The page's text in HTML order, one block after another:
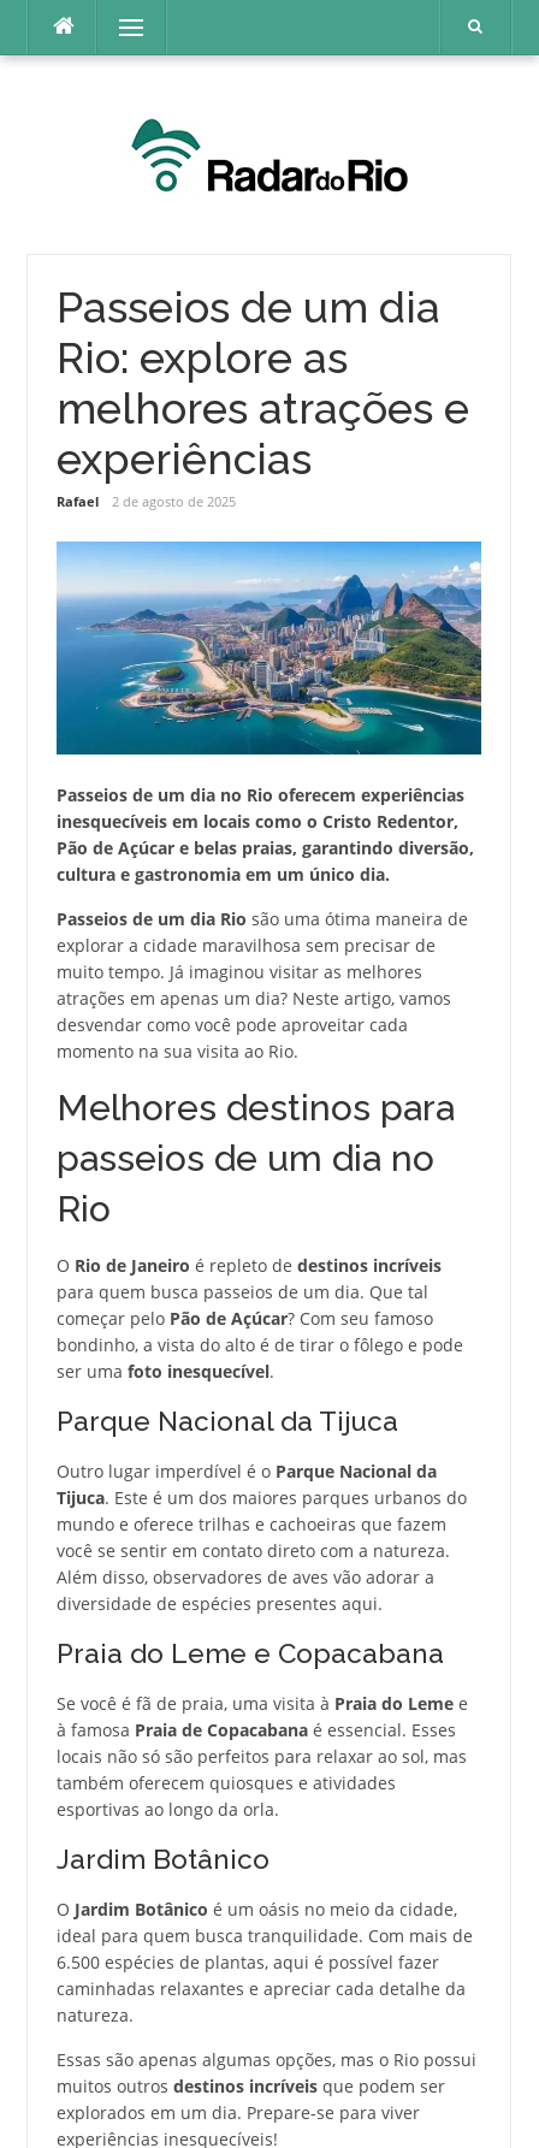
o
Menu
Passeios de um dia
Rio: explore as
melhores atrações e
experiências
Rafael 2 de agosto de 2025
Passeios de um dia no Rio oferecem experiências
inesquecíveis em locais como o Cristo Redentor,
Pão de Açúcar e belas praias, garantindo diversão,
cultura e gastronomia em um único dia.
Passeios de um dia Rio são uma ótima maneira de
explorar a cidade maravilhosa sem precisar de
muito tempo. Já imaginou visitar as melhores
atrações em apenas um dia? Neste artigo, vamos
desvendar como você pode aproveitar cada
momento na sua visita ao Rio.
Melhores destinos para
passeios de um dia no
Rio
O Rio de Janeiro é repleto de destinos incríveis
para quem busca passeios de um dia. Que tal
começar pelo Pão de Açúcar? Com seu famoso
bondinho, a vista do alto é de tirar o fôlego e pode
ser uma foto inesquecível.
Parque Nacional da Tijuca
Outro lugar imperdível é o Parque Nacional da
Tijuca. Este é um dos maiores parques urbanos do
mundo e oferece trilhas e cachoeiras que fazem
você se sentir em contato direto com a natureza.
Além disso, observadores de aves vão adorar a
diversidade de espécies presentes aqui.
Praia do Leme e Copacabana
Se você é fã de praia, uma visita à Praia do Lemee
à famosa Praia de Copacabanaé essencial. Esses
locais não só são perfeitos para relaxar ao sol, mas
também oferecem quiosques e atividades
esportivas ao longo da orla.
Jardim Botânico
O Jardim Botânico é um oásis no meio da cidade,
ideal para quem busca tranquilidade. Com mais de
6.500 espécies de plantas, aqui é possível fazer
caminhadas relaxantes e apreciar cada detalhe da
natureza.
Essas são apenas algumas opções, mas o Rio possui
muitos outros destinos incríveisque podem ser
explorados em um dia. Prepare-se para viver
experiências inesquecíveis!